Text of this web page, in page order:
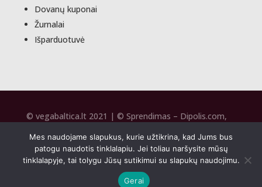
Dovanų kuponai
Žurnalai
Išparduotuvė
© vegabaltica.lt 2021 | © Sprendimas – Dipolis.com,
SEO –
Seospecai.lt 2020
Mes naudojame slapukus, kurie užtikrina, kad Jums bus
patogu naudotis tinklalapiu. Jei toliau naršysite mūsų
tinklalapyje, tai tolygu Jūsų sutikimui su slapukų naudojimu.
Gerai